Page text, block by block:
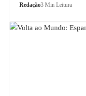
Redação3 Min Leitura